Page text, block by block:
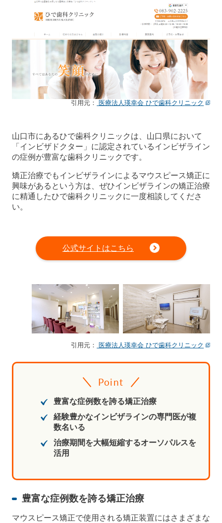
引用元： 医療法人瑛幸会 ひで歯科クリニック
山口市にあるひで歯科クリニックは、山口県において
「インビザドクター」に認定されているインビザライン
の症例が豊富な歯科クリニックです。
矯正治療でもインビザラインによるマウスピース矯正に
興味があるという方は、ぜひインビザラインの矯正治療
に精通したひで歯科クリニックに一度相談してくださ
い。
公式サイトはこちら
引用元： 医療法人瑛幸会 ひで歯科クリニック
Point
豊富な症例数を誇る矯正治療
経験豊かなインビザラインの専門医が複
数名いる
治療期間を大幅短縮するオーソパルスを
活用
豊富な症例数を誇る矯正治療
マウスピース矯正で使用される矯正装置にはさまざまな